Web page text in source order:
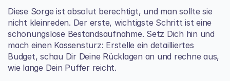
Diese Sorge ist absolut berechtigt, und man sollte sie
nicht kleinreden. Der erste, wichtigste Schritt ist eine
schonungslose Bestandsaufnahme. Setz Dich hin und
mach einen Kassensturz: Erstelle ein detailliertes
Budget, schau Dir Deine Rücklagen an und rechne aus,
wie lange Dein Puffer reicht.